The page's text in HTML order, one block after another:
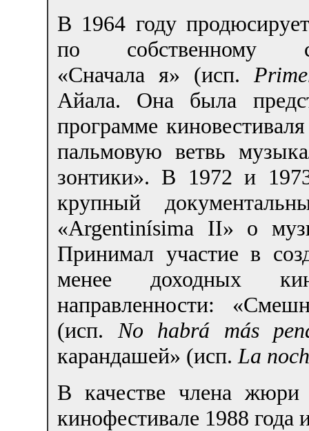
В 1964 году
по собственному
«Сначала я» (исп.
Айала. Она была
программе
пальмовую ветвь
зонтики». В 1972 и
крупный
«Argentinísima II» о
Принимал участие в
менее доходных
направленности:
(исп. No habrá más
карандашей» (исп. La
В качестве члена жюри
кинофестивале 1988 года